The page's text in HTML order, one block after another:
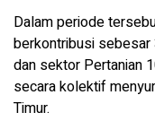
Dalam periode
berkontribusi sebesar
dan sektor Pertanian
secara kolektif
Timur.